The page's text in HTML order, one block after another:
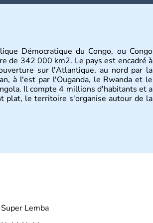
Démocratique du Congo, ou Congo
de 342 000 km2. Le pays est encadré à
sur l'Atlantique, au nord par la
à l'est par l'Ouganda, le Rwanda et le
Il compte 4 millions d'habitants et a
plat, le territoire s'organise autour de la
Super Lemba